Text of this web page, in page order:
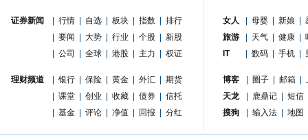
证券新闻 行情 自选 板块 指数
排行
要闻 大势 行业 个股
新股
公司 全球 港股 主力 权证
理财频道 银行 保险 黄金 外汇
期货
课堂 创业 收藏 债券
信托
基金 评论 净值 回报 分红
女人 母婴 新娘
旅游
天气 健康
IT
数码 手机
博客 圈子 邮箱
天龙
鹿鼎记
短信
搜狗
输入法 地图